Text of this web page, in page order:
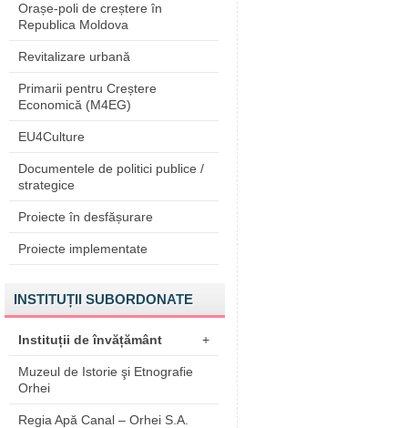
Orașe-poli de creștere în
Republica Moldova
Revitalizare urbană
Primarii pentru Creștere
Economică (M4EG)
EU4Culture
Documentele de politici publice /
strategice
Proiecte în desfășurare
Proiecte implementate
INSTITUȚII SUBORDONATE
Instituții de învățământ +
Muzeul de Istorie şi Etnografie
Orhei
Regia Apă Canal – Orhei S.A.